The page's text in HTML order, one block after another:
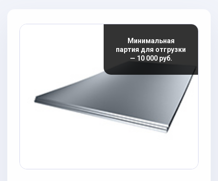
Минимальная
партия для отгрузки
— 10 000 руб.